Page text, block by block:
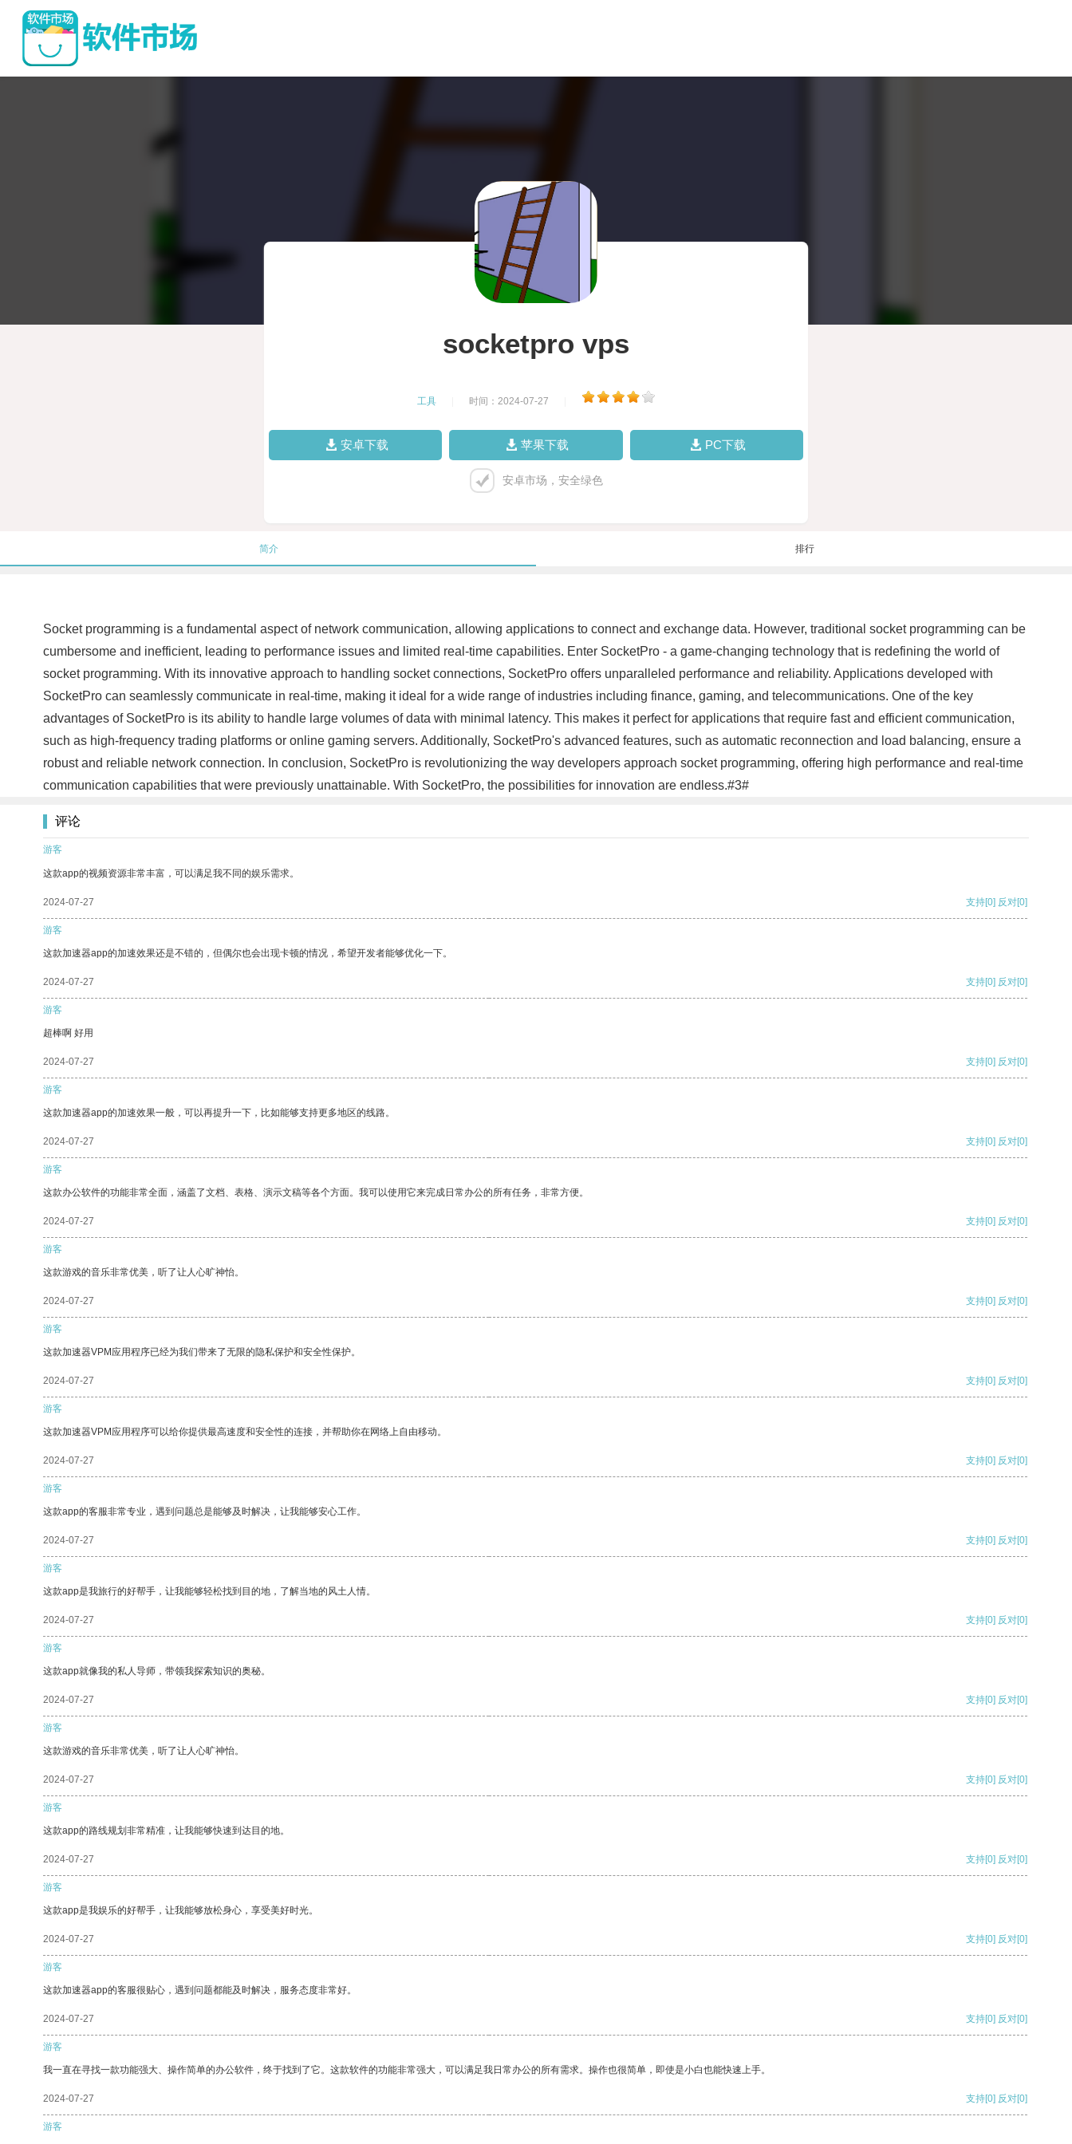
socketpro vps
工具 时间：2024-07-27
安卓下载 苹果下载 PC下载
安卓市场，安全绿色
简介 排行
Socket programming is a fundamental aspect of network communication, allowing applications to connect and exchange data. However, traditional socket programming can be
cumbersome and inefficient, leading to performance issues and limited real-time capabilities. Enter SocketPro - a game-changing technology that is redefining the world of
socket programming. With its innovative approach to handling socket connections, SocketPro offers unparalleled performance and reliability. Applications developed with
SocketPro can seamlessly communicate in real-time, making it ideal for a wide range of industries including finance, gaming, and telecommunications. One of the key
advantages of SocketPro is its ability to handle large volumes of data with minimal latency. This makes it perfect for applications that require fast and efficient communication,
such as high-frequency trading platforms or online gaming servers. Additionally, SocketPro's advanced features, such as automatic reconnection and load balancing, ensure a
robust and reliable network connection. In conclusion, SocketPro is revolutionizing the way developers approach socket programming, offering high performance and real-time
communication capabilities that were previously unattainable. With SocketPro, the possibilities for innovation are endless.#3#
评论
游客
这款app的视频资源非常丰富，可以满足我不同的娱乐需求。
2024-07-27 支持[0] 反对[0]
游客
这款加速器app的加速效果还是不错的，但偶尔也会出现卡顿的情况，希望开发者能够优化一下。
2024-07-27 支持[0] 反对[0]
游客
超棒啊 好用
2024-07-27 支持[0] 反对[0]
游客
这款加速器app的加速效果一般，可以再提升一下，比如能够支持更多地区的线路。
2024-07-27 支持[0] 反对[0]
游客
这款办公软件的功能非常全面，涵盖了文档、表格、演示文稿等各个方面。我可以使用它来完成日常办公的所有任务，非常方便。
2024-07-27 支持[0] 反对[0]
游客
这款游戏的音乐非常优美，听了让人心旷神怡。
2024-07-27 支持[0] 反对[0]
游客
这款加速器VPM应用程序已经为我们带来了无限的隐私保护和安全性保护。
2024-07-27 支持[0] 反对[0]
游客
这款加速器VPM应用程序可以给你提供最高速度和安全性的连接，并帮助你在网络上自由移动。
2024-07-27 支持[0] 反对[0]
游客
这款app的客服非常专业，遇到问题总是能够及时解决，让我能够安心工作。
2024-07-27 支持[0] 反对[0]
游客
这款app是我旅行的好帮手，让我能够轻松找到目的地，了解当地的风土人情。
2024-07-27 支持[0] 反对[0]
游客
这款app就像我的私人导师，带领我探索知识的奥秘。
2024-07-27 支持[0] 反对[0]
游客
这款游戏的音乐非常优美，听了让人心旷神怡。
2024-07-27 支持[0] 反对[0]
游客
这款app的路线规划非常精准，让我能够快速到达目的地。
2024-07-27 支持[0] 反对[0]
游客
这款app是我娱乐的好帮手，让我能够放松身心，享受美好时光。
2024-07-27 支持[0] 反对[0]
游客
这款加速器app的客服很贴心，遇到问题都能及时解决，服务态度非常好。
2024-07-27 支持[0] 反对[0]
游客
我一直在寻找一款功能强大、操作简单的办公软件，终于找到了它。这款软件的功能非常强大，可以满足我日常办公的所有需求。操作也很简单，即使是小白也能快速上手。
2024-07-27 支持[0] 反对[0]
游客